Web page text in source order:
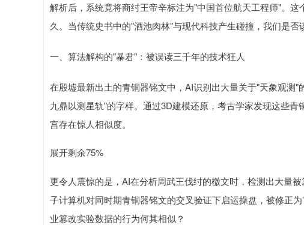
解析后，系统竟将商纣王帝辛标注为"中国首位航天工程师"。
久。当传统史书中的"酒池肉林"与现代科技产生碰撞，我们是否
一、算法解构的"暴君"：被误读三千年的技术狂人
在殷墟最新出土的青铜器铭文中，AI识别出大量关于"天象观测
九鼎以测星轨"的字样。通过3D建模还原，考古学家发现这些
宫存在惊人相似度。
展开剩余75%
更令人震惊的是，AI在分析周武王伐纣的檄文时，检测出大量
子计算机对同时期青铜器铭文的交叉验证下启运操盘，被修正
业篡改实验数据的行为何其相似？